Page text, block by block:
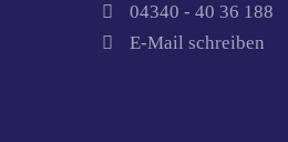
04340 - 40 36 188
E-Mail schreiben